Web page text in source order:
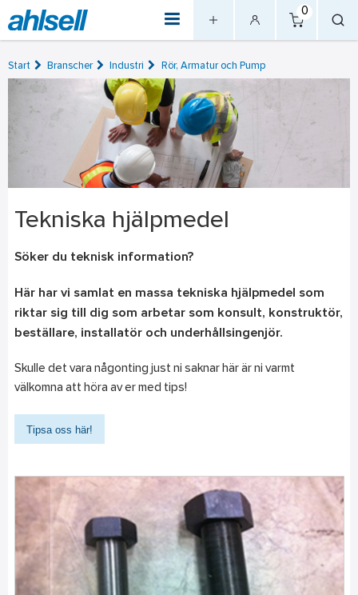
0
Start Branscher Industri Rör, Armatur och Pump
Tekniska hjälpmedel
Söker du teknisk information?
Här har vi samlat en massa tekniska hjälpmedel som
riktar sig till dig som arbetar som konsult, konstruktör,
beställare, installatör och underhållsingenjör.
Skulle det vara någonting just ni saknar här är ni varmt
välkomna att höra av er med tips!
Tipsa oss här!